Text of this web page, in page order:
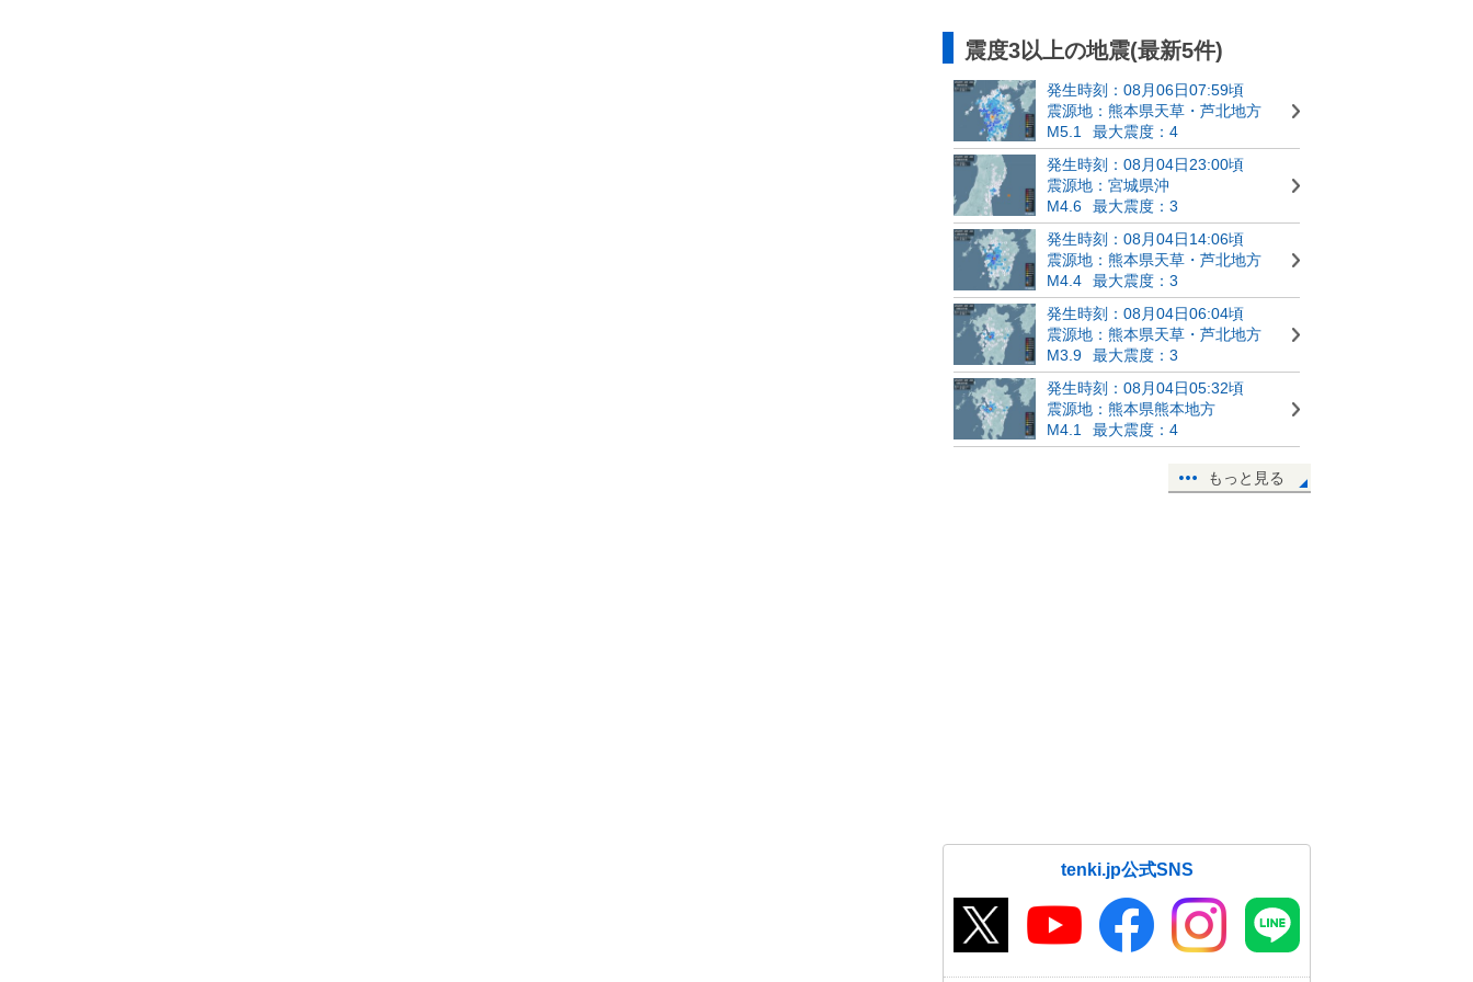
震度3以上の地震(最新5件)
発生時刻：08月06日07:59頃
震源地：熊本県天草・芦北地方
M5.1
最大震度：4
発生時刻：08月04日23:00頃
震源地：宮城県沖
M4.6
最大震度：3
発生時刻：08月04日14:06頃
震源地：熊本県天草・芦北地方
M4.4
最大震度：3
発生時刻：08月04日06:04頃
震源地：熊本県天草・芦北地方
M3.9
最大震度：3
発生時刻：08月04日05:32頃
震源地：熊本県熊本地方
M4.1
最大震度：4
もっと見る
tenki.jp公式SNS